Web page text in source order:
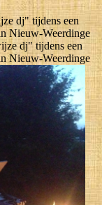
dj" tijdens een
Nieuw-Weerdinge
dj" tijdens een
Nieuw-Weerdinge